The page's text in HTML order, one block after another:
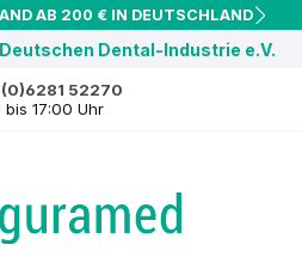
AB 200 € IN DEUTSCHLAND
Dental-Industrie e.V.
52270
bis 17:00 Uhr